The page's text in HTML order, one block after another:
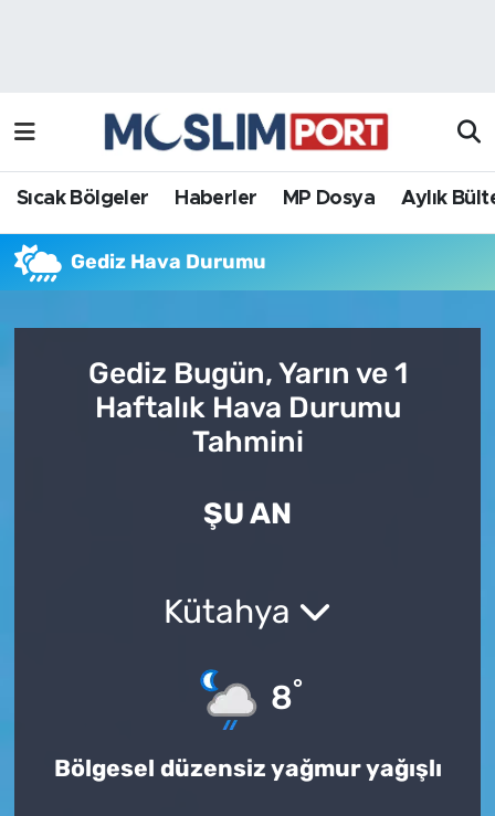
Sıcak Bölgeler Haberler MP Dosya Aylık
Gediz Hava Durumu
Gediz Bugün, Yarın ve 1
Haftalık Hava Durumu
Tahmini
ŞU AN
Kütahya
8°
Bölgesel düzensiz yağmur yağışlı
Haberler
MP Dosya
Röportaj Haber
Aylık Bülten